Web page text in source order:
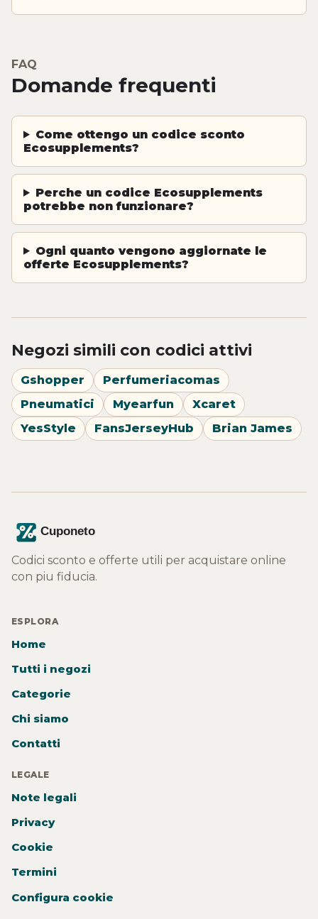
FAQ
Domande frequenti
Come ottengo un codice sconto
Ecosupplements?
Perche un codice Ecosupplements
potrebbe non funzionare?
Ogni quanto vengono aggiornate le
offerte Ecosupplements?
Negozi simili con codici attivi
Gshopper
Perfumeriacomas
Pneumatici
Myearfun
Xcaret
YesStyle
FansJerseyHub Brian James
Codici sconto e offerte utili per acquistare online
con piu fiducia.
ESPLORA
Home
Tutti i negozi
Categorie
Chi siamo
Contatti
LEGALE
Note legali
Privacy
Cookie
Termini
Configura cookie